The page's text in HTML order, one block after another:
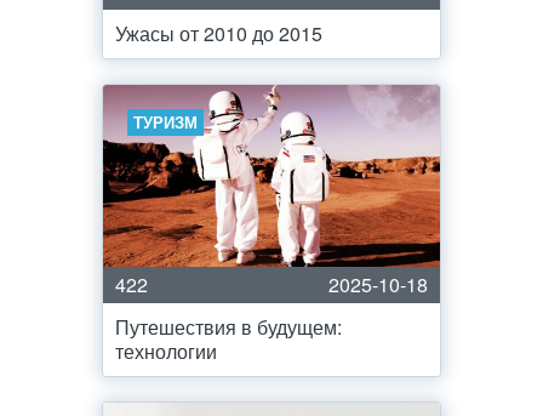
Ужасы от 2010 до 2015
ТУРИЗМ
422
2025-10-18
Путешествия в будущем:
технологии